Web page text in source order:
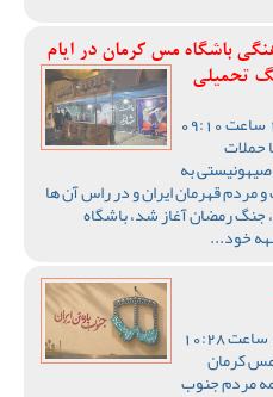
باشگاه مس کرمان در ایام
تحمیلی
حملات
صیهونیستی به
قهرمان ایران و در راس آن ها
جنگ رمضان آغاز شد، باشگاه
خود...
کرمان
مردم جنوب